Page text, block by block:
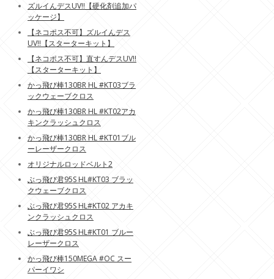
ズルイんデスUV!!【硬化剤追加パ
ッケージ】
【ネコポス不可】ズルイんデス
UV!!【スターターキット】
【ネコポス不可】直すんデスUV!!
【スターターキット】
かっ飛び棒130BR HL #KT03ブラ
ックウェーブクロス
かっ飛び棒130BR HL #KT02アカ
キンクラッシュクロス
かっ飛び棒130BR HL #KT01ブル
ーレーザークロス
オリジナルロッドベルト2
ぶっ飛び君95S HL#KT03 ブラッ
クウェーブクロス
ぶっ飛び君95S HL#KT02 アカキ
ンクラッシュクロス
ぶっ飛び君95S HL#KT01 ブルー
レーザークロス
かっ飛び棒150MEGA #OC スー
パーイワシ